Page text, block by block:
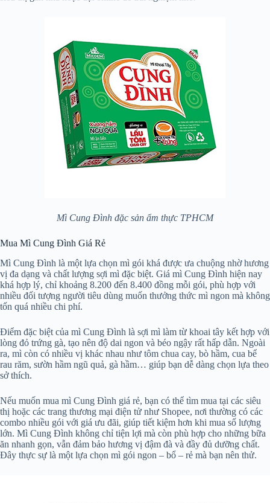
Mì Cung Đình đặc sản ẩm thực TPHCM
Mua Mì Cung Đình Giá Rẻ
Mì Cung Đình là một lựa chọn mì gói khá được ưa chuộng nhờ hương
vị đa dạng và chất lượng sợi mì đặc biệt. Giá mì Cung Đình hiện nay
khá hợp lý, chỉ khoảng 8.200 đến 8.400 đồng mỗi gói, phù hợp với
nhiều đối tượng người tiêu dùng muốn thưởng thức mì ngon mà không
tốn quá nhiều chi phí.
Điểm đặc biệt của mì Cung Đình là sợi mì làm từ khoai tây kết hợp với
lòng đỏ trứng gà, tạo nên độ dai ngon và béo ngậy rất hấp dẫn. Ngoài
ra, mì còn có nhiều vị khác nhau như tôm chua cay, bò hầm, cua bể
rau răm, sườn hầm ngũ quả, gà hầm… giúp bạn dễ dàng chọn lựa theo
sở thích.
Nếu muốn mua mì Cung Đình giá rẻ, bạn có thể tìm mua tại các siêu
thị hoặc các trang thương mại điện tử như Shopee, nơi thường có các
combo nhiều gói với giá ưu đãi, giúp tiết kiệm hơn khi mua số lượng
lớn. Mì Cung Đình không chỉ tiện lợi mà còn phù hợp cho những bữa
ăn nhanh gọn, vẫn đảm bảo hương vị đậm đà và đầy đủ dưỡng chất.
Đây thực sự là một lựa chọn mì gói ngon – bổ – rẻ mà bạn nên thử.